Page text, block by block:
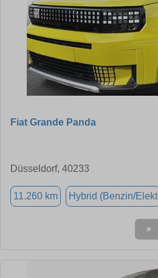
Fiat Grande Panda
Düsseldorf, 40233
11.260 km Hybrid (Benzin/Elekt
★